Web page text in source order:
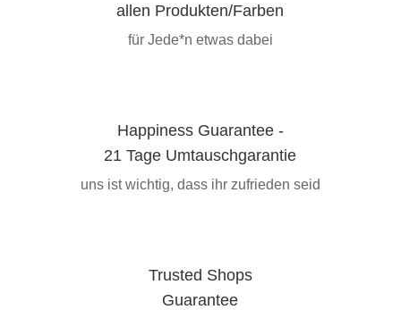
allen Produkten/Farben
für Jede*n etwas dabei
Happiness Guarantee -
21 Tage Umtauschgarantie
uns ist wichtig, dass ihr zufrieden seid
Trusted Shops
Guarantee